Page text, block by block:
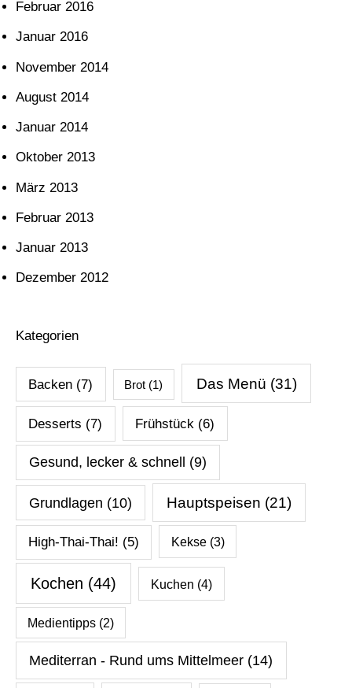
Februar 2016
Januar 2016
November 2014
August 2014
Januar 2014
Oktober 2013
März 2013
Februar 2013
Januar 2013
Dezember 2012
Kategorien
Backen (7) Brot (1) Das Menü (31)
Desserts (7) Frühstück (6)
Gesund, lecker & schnell (9)
Grundlagen (10) Hauptspeisen (21)
High-Thai-Thai! (5) Kekse(3)
Kochen (44) Kuchen (4)
Medientipps (2)
Mediterran - Rund ums Mittelmeer (14)